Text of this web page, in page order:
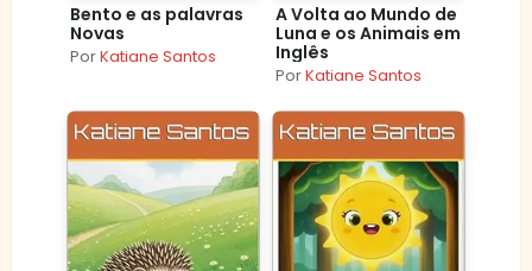
Bento e as palavras
Novas
PorKatiane Santos
A Volta ao Mundo de
Luna e os Animais em
Inglês
PorKatiane Santos